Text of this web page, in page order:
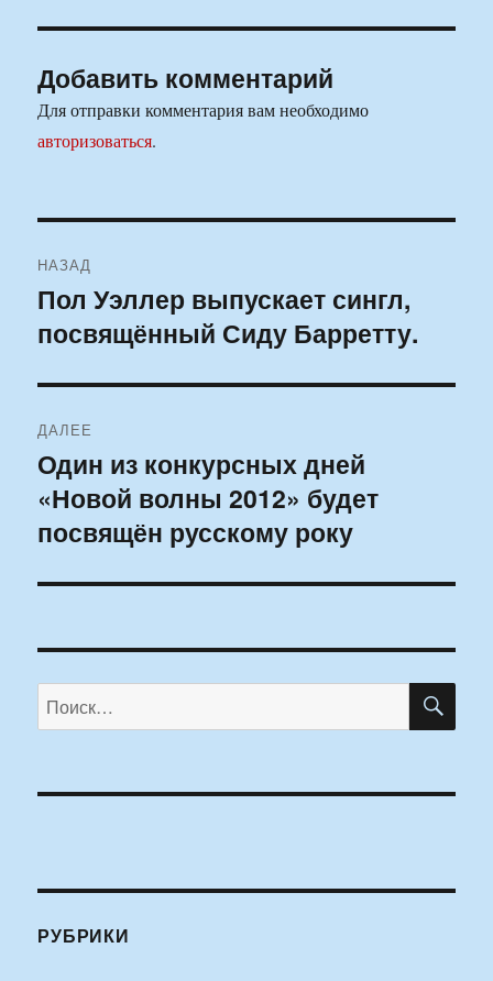
Добавить комментарий
Для отправки комментария вам необходимо
авторизоваться.
по
записям
НАЗАД
Предыдущая
запись:
Пол Уэллер выпускает сингл,
посвящённый Сиду Барретту.
ДАЛЕЕ
Следующая
запись:
Один из конкурсных дней
«Новой волны 2012» будет
посвящён русскому року
Искать:
РУБРИКИ